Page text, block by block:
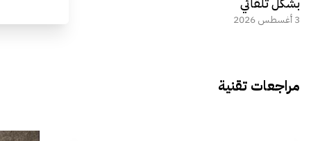
3 أغسطس 2026
مراجعات تقنية